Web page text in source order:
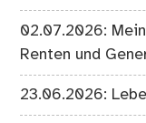
02.07.2026:
Renten und
23.06.2026: